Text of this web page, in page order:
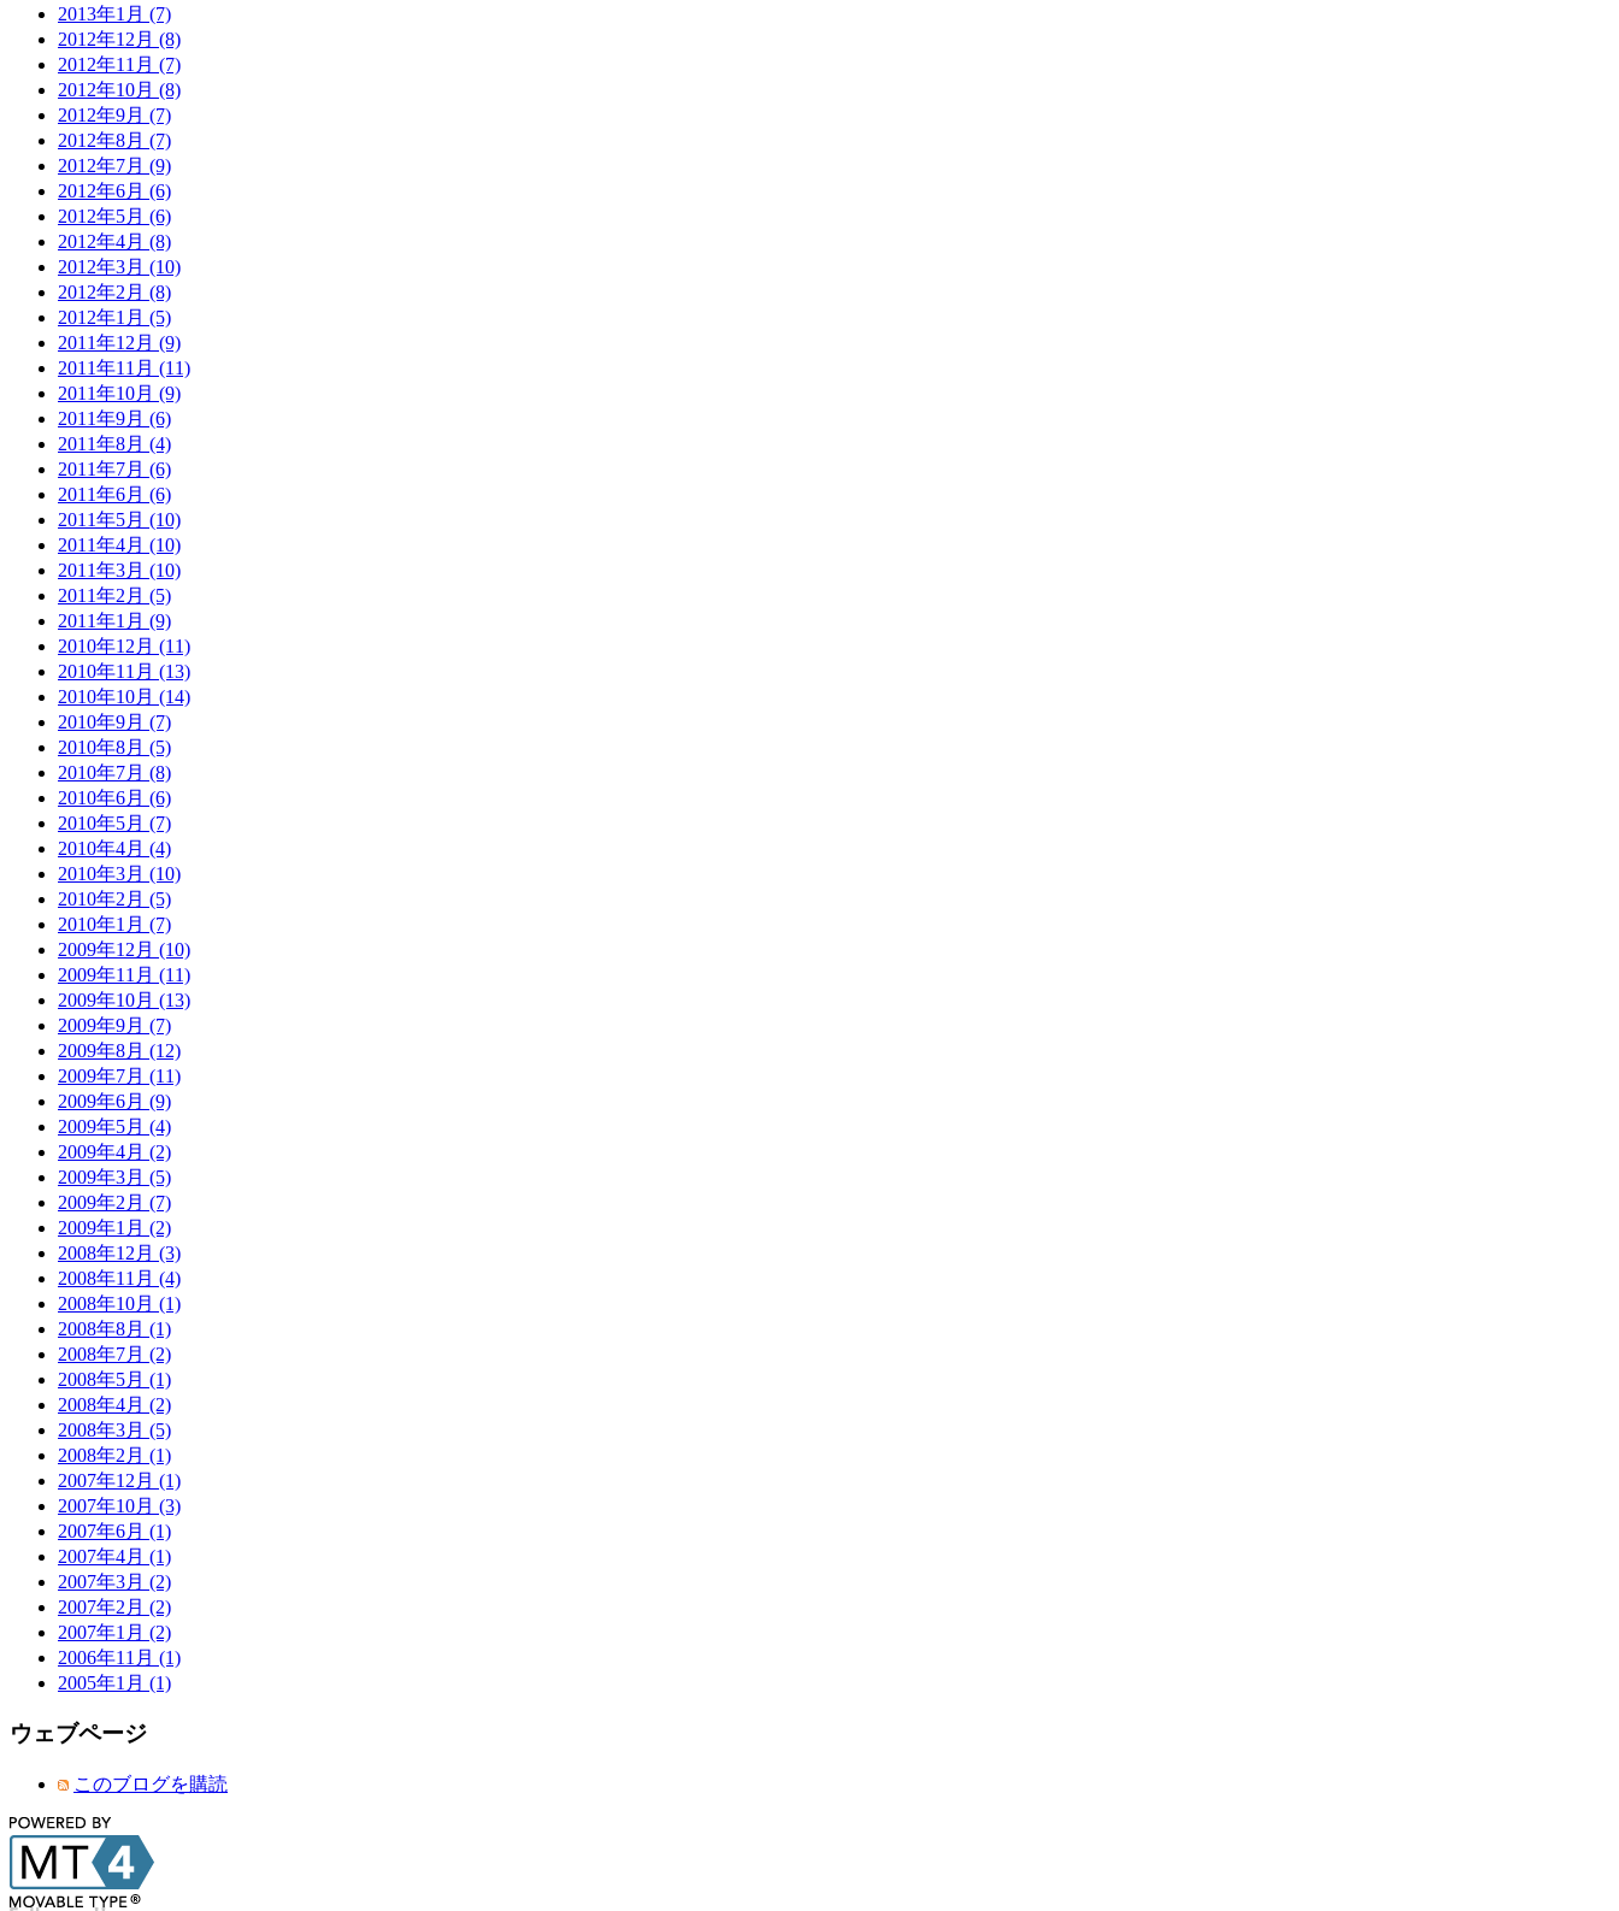
2013年1月 (7)
2012年12月 (8)
2012年11月 (7)
2012年10月 (8)
2012年9月 (7)
2012年8月 (7)
2012年7月 (9)
2012年6月 (6)
2012年5月 (6)
2012年4月 (8)
2012年3月 (10)
2012年2月 (8)
2012年1月 (5)
2011年12月 (9)
2011年11月 (11)
2011年10月 (9)
2011年9月 (6)
2011年8月 (4)
2011年7月 (6)
2011年6月 (6)
2011年5月 (10)
2011年4月 (10)
2011年3月 (10)
2011年2月 (5)
2011年1月 (9)
2010年12月 (11)
2010年11月 (13)
2010年10月 (14)
2010年9月 (7)
2010年8月 (5)
2010年7月 (8)
2010年6月 (6)
2010年5月 (7)
2010年4月 (4)
2010年3月 (10)
2010年2月 (5)
2010年1月 (7)
2009年12月 (10)
2009年11月 (11)
2009年10月 (13)
2009年9月 (7)
2009年8月 (12)
2009年7月 (11)
2009年6月 (9)
2009年5月 (4)
2009年4月 (2)
2009年3月 (5)
2009年2月 (7)
2009年1月 (2)
2008年12月 (3)
2008年11月 (4)
2008年10月 (1)
2008年8月 (1)
2008年7月 (2)
2008年5月 (1)
2008年4月 (2)
2008年3月 (5)
2008年2月 (1)
2007年12月 (1)
2007年10月 (3)
2007年6月 (1)
2007年4月 (1)
2007年3月 (2)
2007年2月 (2)
2007年1月 (2)
2006年11月 (1)
2005年1月 (1)
ウェブページ
このブログを購読